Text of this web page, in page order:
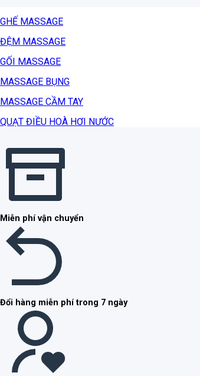
GHẾ MASSAGE
ĐỆM MASSAGE
GỐI MASSAGE
MASSAGE BỤNG
MASSAGE CẦM TAY
QUẠT ĐIỀU HOÀ HƠI NƯỚC
Miễn phí vận chuyển
Đổi hàng miễn phí trong 7 ngày